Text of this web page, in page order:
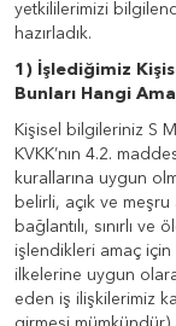
yetkililerimizi
hazırladık.
1) İşlediğimiz
Bunları Hangi
Kişisel bilgileriniz S
KVKK’nın 4.2.
kurallarına uygun
belirli, açık ve
bağlantılı, sınırlı
işlendikleri amaç
ilkelerine uygun
eden iş ilişkilerimiz